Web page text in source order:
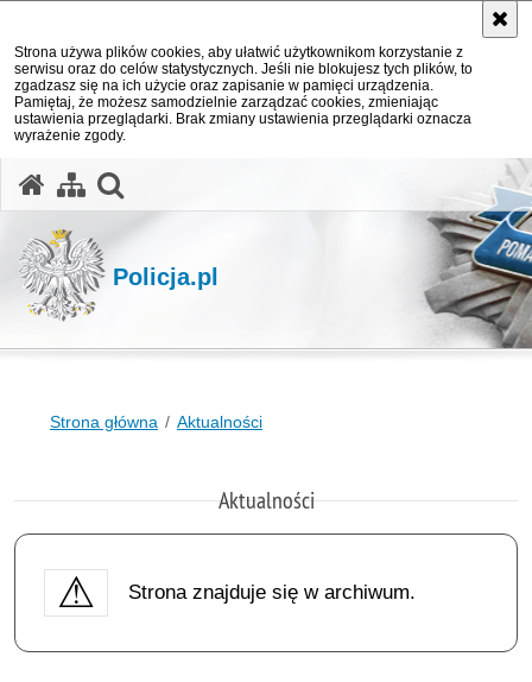
Strona używa plików cookies, aby ułatwić użytkownikom korzystanie z
serwisu oraz do celów statystycznych. Jeśli nie blokujesz tych plików, to
zgadzasz się na ich użycie oraz zapisanie w pamięci urządzenia.
Pamiętaj, że możesz samodzielnie zarządzać cookies, zmieniając
ustawienia przeglądarki. Brak zmiany ustawienia przeglądarki oznacza
wyrażenie zgody.
Policja.pl
Strona główna Aktualności
Aktualności
Strona znajduje się w archiwum.